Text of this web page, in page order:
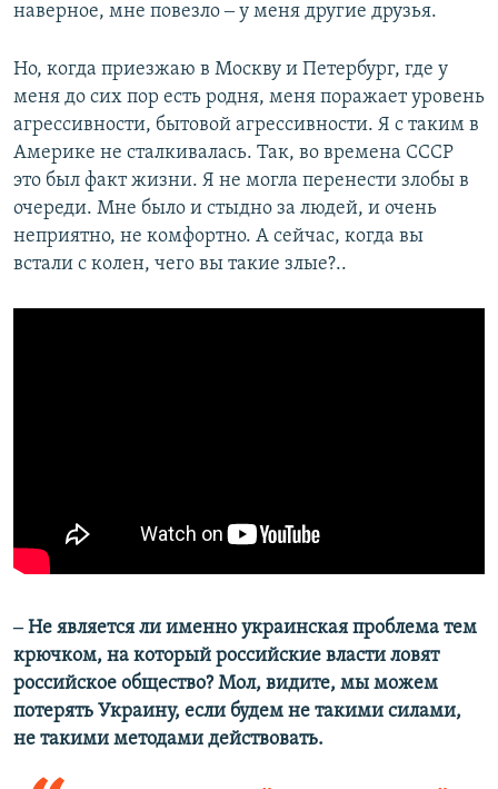
наверное, мне повезло ‒ у меня другие друзья.
Но, когда приезжаю в Москву и Петербург, где у
меня до сих пор есть родня, меня поражает уровень
агрессивности, бытовой агрессивности. Я с таким в
Америке не сталкивалась. Так, во времена СССР
это был факт жизни. Я не могла перенести злобы в
очереди. Мне было и стыдно за людей, и очень
неприятно, не комфортно. А сейчас, когда вы
встали с колен, чего вы такие злые?..
‒ Не является ли именно украинская проблема тем
крючком, на который российские власти ловят
российское общество? Мол, видите, мы можем
потерять Украину, если будем не такими силами,
не такими методами действовать.